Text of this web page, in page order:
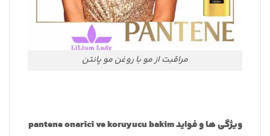
مراقبت از مو با روغن مو پانتن
ویژگی ها و فوایدpantene onarici ve koruyucu bakim